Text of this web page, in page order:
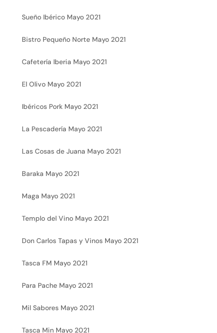
Sueño Ibérico Mayo 2021
Bistro Pequeño Norte Mayo 2021
Cafetería Iberia Mayo 2021
El Olivo Mayo 2021
Ibéricos Pork Mayo 2021
La Pescadería Mayo 2021
Las Cosas de Juana Mayo 2021
Baraka Mayo 2021
Maga Mayo 2021
Templo del Vino Mayo 2021
Don Carlos Tapas y Vinos Mayo 2021
Tasca FM Mayo 2021
Para Pache Mayo 2021
Mil Sabores Mayo 2021
Tasca Min Mayo 2021